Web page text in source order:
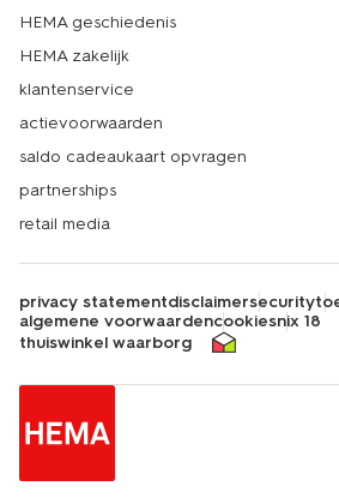
HEMA geschiedenis
HEMA zakelijk
klantenservice
actievoorwaarden
saldo cadeaukaart opvragen
partnerships
retail media
privacy statementdisclaimersecurity
algemene voorwaardencookiesnix 18
thuiswinkel waarborg